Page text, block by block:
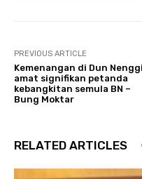
PREVIOUS ARTICLE
Kemenangan di Dun
amat signifikan petanda
kebangkitan semula BN –
Bung Moktar
RELATED ARTICLES